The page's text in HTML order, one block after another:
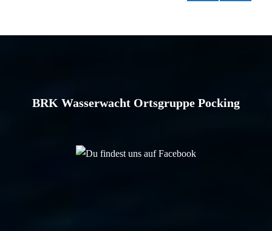
BRK Wasserwacht Ortsgruppe Pocking